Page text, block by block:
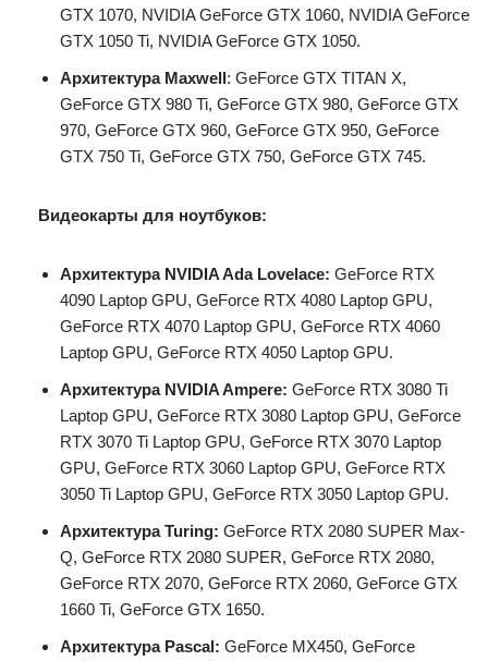
GTX 1070, NVIDIA GeForce GTX 1060, NVIDIA GeForce
GTX 1050 Ti, NVIDIA GeForce GTX 1050.
Архитектура Maxwell: GeForce GTX TITAN X,
GeForce GTX 980 Ti, GeForce GTX 980, GeForce GTX
970, GeForce GTX 960, GeForce GTX 950, GeForce
GTX 750 Ti, GeForce GTX 750, GeForce GTX 745.
Видеокарты для ноутбуков:
Архитектура NVIDIA Ada Lovelace: GeForce RTX
4090 Laptop GPU, GeForce RTX 4080 Laptop GPU,
GeForce RTX 4070 Laptop GPU, GeForce RTX 4060
Laptop GPU, GeForce RTX 4050 Laptop GPU.
Архитектура NVIDIA Ampere: GeForce RTX 3080 Ti
Laptop GPU, GeForce RTX 3080 Laptop GPU, GeForce
RTX 3070 Ti Laptop GPU, GeForce RTX 3070 Laptop
GPU, GeForce RTX 3060 Laptop GPU, GeForce RTX
3050 Ti Laptop GPU, GeForce RTX 3050 Laptop GPU.
Архитектура Turing: GeForce RTX 2080 SUPER Max-
Q, GeForce RTX 2080 SUPER, GeForce RTX 2080,
GeForce RTX 2070, GeForce RTX 2060, GeForce GTX
1660 Ti, GeForce GTX 1650.
Архитектура Pascal: GeForce MX450, GeForce